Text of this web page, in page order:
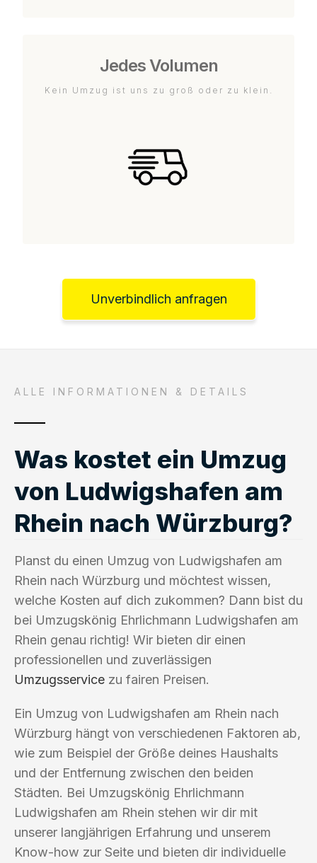
Jedes Volumen
Kein Umzug ist uns zu groß oder zu klein.
Unverbindlich anfragen
ALLE INFORMATIONEN & DETAILS
Was kostet ein Umzug
von Ludwigshafen am
Rhein nach Würzburg?
Planst du einen Umzug von Ludwigshafen am
Rhein nach Würzburg und möchtest wissen,
welche Kosten auf dich zukommen? Dann bist du
bei Umzugskönig Ehrlichmann Ludwigshafen am
Rhein genau richtig! Wir bieten dir einen
professionellen und zuverlässigen
Umzugsservice zu fairen Preisen.
Ein Umzug von Ludwigshafen am Rhein nach
Würzburg hängt von verschiedenen Faktoren ab,
wie zum Beispiel der Größe deines Haushalts
und der Entfernung zwischen den beiden
Städten. Bei Umzugskönig Ehrlichmann
Ludwigshafen am Rhein stehen wir dir mit
unserer langjährigen Erfahrung und unserem
Know-how zur Seite und bieten dir individuelle